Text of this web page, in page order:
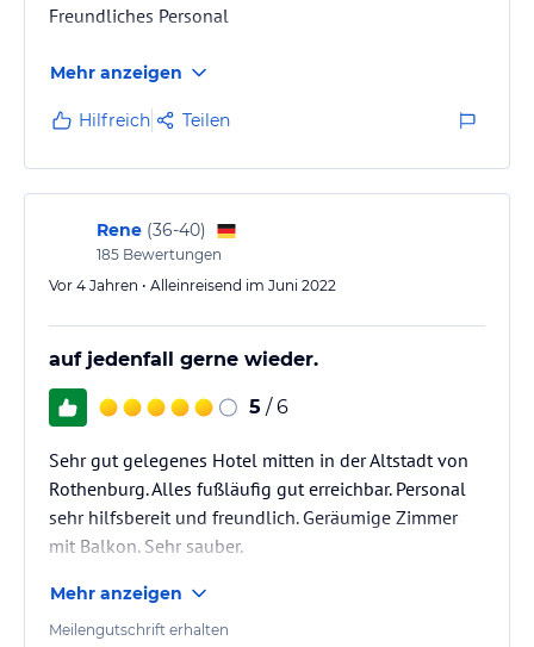
Freundliches Personal
Mehr anzeigen
Hilfreich Teilen
Rene (36-40)
185 Bewertungen
Vor 4 Jahren • Alleinreisend im Juni 2022
auf jedenfall gerne wieder.
5 / 6
Sehr gut gelegenes Hotel mitten in der Altstadt von
Rothenburg. Alles fußläufig gut erreichbar. Personal
sehr hilfsbereit und freundlich. Geräumige Zimmer
mit Balkon. Sehr sauber.
Mehr anzeigen
Meilengutschrift erhalten